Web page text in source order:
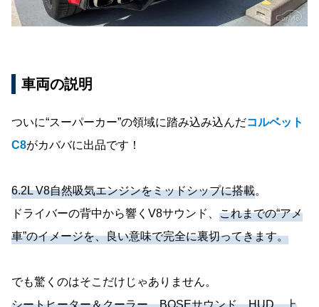
車両の説明
ついに“スーパーカー”の領域に踏み込み込んだコルベット
C8がカババに出品です！
6.2L V8自然吸気エンジンをミッドシップに搭載。
ドライバーの背中から響くV8サウンド、 これまでの“アメ
車”のイメージを、良い意味で完全に裏切ってきます。
でも驚くのはそこだけじゃありません。
シートヒーター＆クーラー、BOSEサウンド、HUD、上